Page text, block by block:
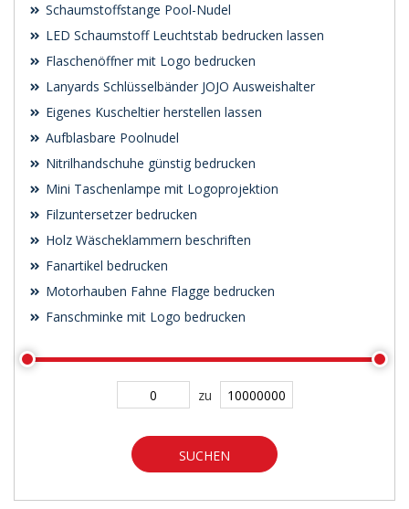
Schaumstoffstange Pool-Nudel
LED Schaumstoff Leuchtstab bedrucken lassen
Flaschenöffner mit Logo bedrucken
Lanyards Schlüsselbänder JOJO Ausweishalter
Eigenes Kuscheltier herstellen lassen
Aufblasbare Poolnudel
Nitrilhandschuhe günstig bedrucken
Mini Taschenlampe mit Logoprojektion
Filzuntersetzer bedrucken
Holz Wäscheklammern beschriften
Fanartikel bedrucken
Motorhauben Fahne Flagge bedrucken
Fanschminke mit Logo bedrucken
zu
SUCHEN